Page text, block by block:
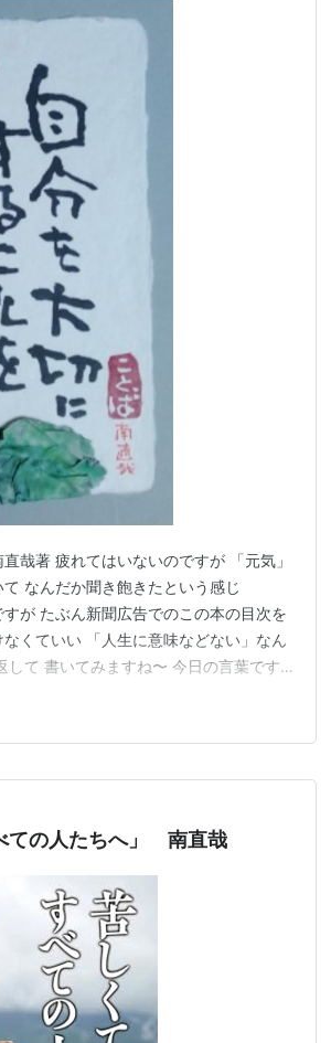
哉著 疲れてはいないのですが 「元気」
なんだか聞き飽きたという感じ
が たぶん新聞広告でのこの本の目次を
くていい 「人生に意味などない」なん
て 書いてみますね〜 今日の言葉です
ら なんとなく肩の力を抜くことができ
ての人たちへ」 南直哉